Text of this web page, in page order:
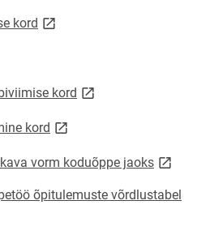
kord link opens on new page
new page
kord link opens on new page
kord link opens on new page
vorm koduõppe jaokslink
õpitulemuste võrdlustabel